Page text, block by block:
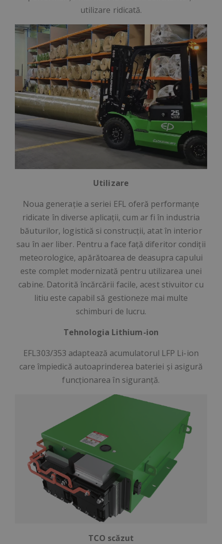
utilizare ridicată.
Utilizare
Noua generație a seriei EFL oferă performanțe
ridicate în diverse aplicații, cum ar fi în industria
băuturilor, logistică si construcții, atat în interior
sau în aer liber. Pentru a face față diferitor condiții
meteorologice, apărătoarea de deasupra capului
este complet modernizată pentru utilizarea unei
cabine. Datorită încărcării facile, acest stivuitor cu
litiu este capabil să gestioneze mai multe
schimburi de lucru.
Tehnologia Lithium-ion
EFL303/353 adaptează acumulatorul LFP Li-ion
care împiedică autoaprinderea bateriei și asigură
funcționarea în siguranță.
TCO scăzut